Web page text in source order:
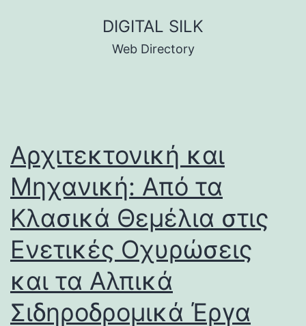
DIGITAL SILK
Web Directory
Αρχιτεκτονική και
Μηχανική: Από τα
Κλασικά Θεμέλια στις
Ενετικές Οχυρώσεις
και τα Αλπικά
Σιδηροδρομικά Έργα